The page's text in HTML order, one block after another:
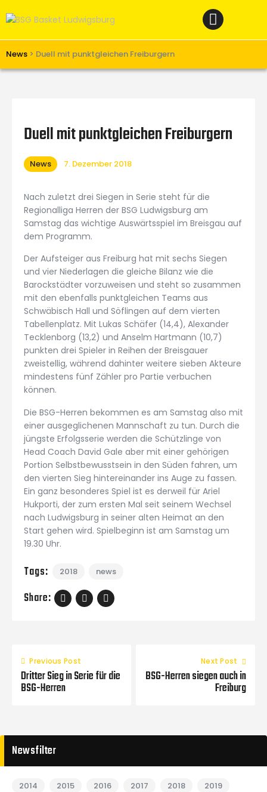
News > Duell mit punktgleichen Freiburgern
Verein
Unterstützen
Links
Duell mit punktgleichen Freiburgern
News 7. Dezember 2018
Nach zuletzt drei Siegen in Serie steht für die
Regionalliga Herren der BSG Ludwigsburg am
Samstag das wichtige Auswärtsspiel im Breisgau auf
dem Programm.
Der Aufsteiger aus Freiburg hat mit sechs Siegen
und vier Niederlagen die gleiche Bilanz wie die
Barockstädter vorzuweisen und steht so zusammen
mit den ebenfalls punktgleichen Teams aus
Schwäbisch Hall und Söflingen auf dem vierten
Tabellenplatz. Mit Lukas Schäfer (14,4), Alexander
Tecklenborg (13,2) und Anselm Hartmann (10,7)
punkten drei Spieler in Reihen der Breisgauer
zweistellig, während dahinter weitere sieben Akteure
mindestens fünf Zähler pro Partie verbuchen
können.
Die BSG-Herren bekommen es am Samstag also mit
einer ausgeglichenen Mannschaft zu tun. Durch die
jüngste Erfolgsserie werden die Schützlinge von
Head Coach David Gale aber mit einer gehörigen
Portion Selbstbewusstsein in den Süden fahren, um
den vierten Sieg hintereinander ins Auge zu fassen.
Ein ganz besonderes Spiel ist es derweil für Ariel
Hukporti, der zum ersten Mal seit seinem Wechsel
nach Ludwigsburg in seiner alten Heimat an den
Start gehen wird. Spielbeginn ist am Samstag um
19.30 Uhr.
Tags: 2018 news
Share:
Previous Post
Dritter Sieg in Serie für die
BSG-Herren
Next Post
BSG-Herren siegen auch in
Freiburg
Newsfilter
2014 2015 2016 2017 2018
2019